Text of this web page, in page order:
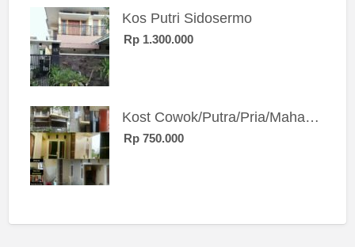
Kos Putri Sidosermo
Rp 1.300.000
Kost Cowok/Putra/Pria/Mahasiswa/Karyawan SIngle eksklusif bangunan baru
Rp 750.000